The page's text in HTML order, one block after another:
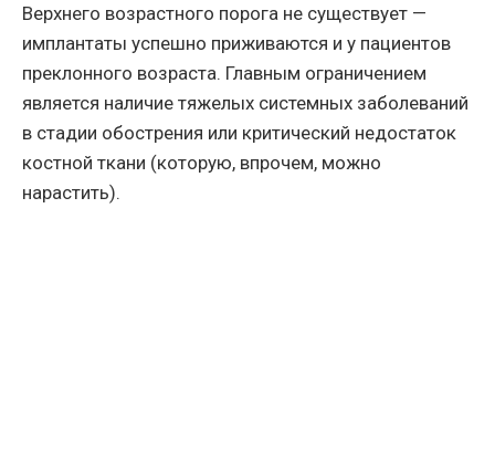
Верхнего возрастного порога не существует —
имплантаты успешно приживаются и у пациентов
преклонного возраста. Главным ограничением
является наличие тяжелых системных заболеваний
в стадии обострения или критический недостаток
костной ткани (которую, впрочем, можно
нарастить).